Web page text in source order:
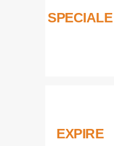
SPECIALE
EXPIRE